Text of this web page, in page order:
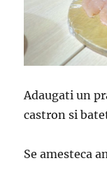
Adaugati un
castron si
Se amesteca